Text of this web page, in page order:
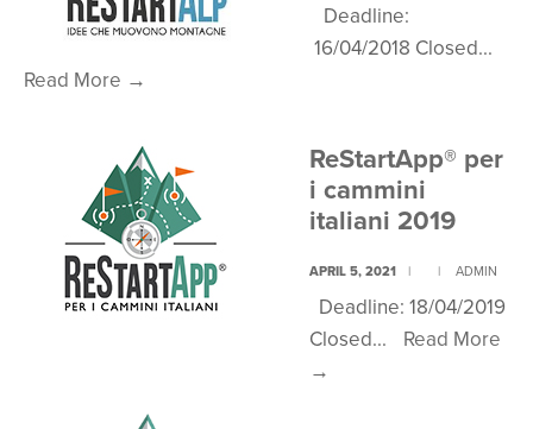
Deadline:
16/04/2018 Closed...
Read More →
ReStartApp® per
i cammini
italiani 2019
APRIL 5, 2021 | | ADMIN
Deadline: 18/04/2019
Closed...
Read More
→